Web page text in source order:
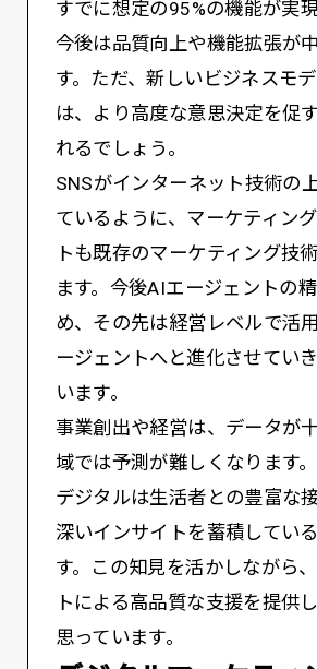
すでに想定の95%の機能が実現
今後は品質向上や機能拡張が
す。ただ、新しいビジネスモ
は、より高度な意思決定を促
れるでしょう。
SNSがインターネット技術の
ているように、マーケティン
トも既存のマーケティング技
ます。今後AIエージェントの
め、その先は経営レベルで活
ージェントへと進化させてい
います。
事業創出や経営は、データが
域では予測が難しくなります
デジタルは生活者との豊富な
深いインサイトを蓄積してい
す。この知見を活かしながら
トによる高品質な支援を提供
思っています。